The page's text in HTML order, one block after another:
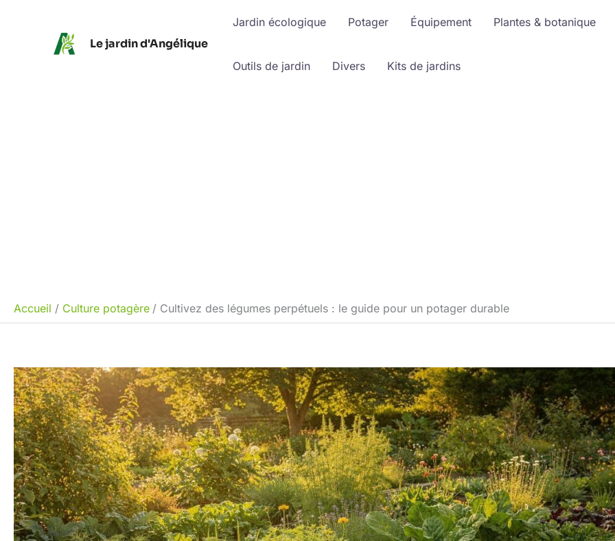
Le jardin d'Angélique
Jardin écologique Potager Équipement Plantes & botanique
Outils de jardin Divers Kits de jardins
Accueil Culture potagère Cultivez des légumes perpétuels : le guide pour un potager durable